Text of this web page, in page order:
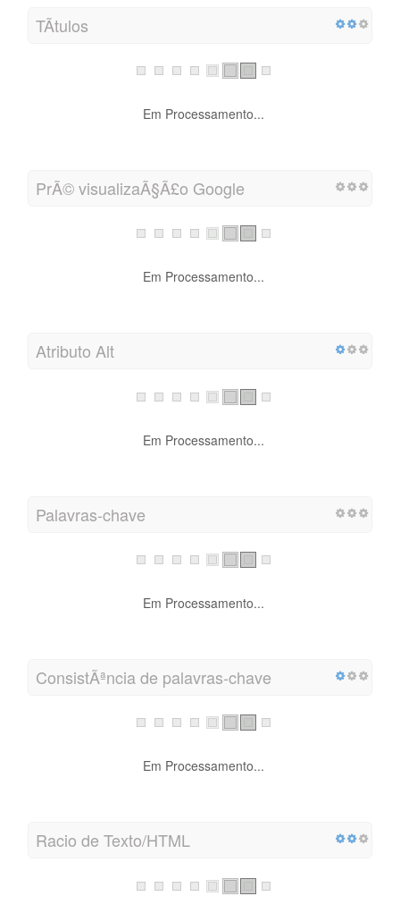
TÃ­tulos
Em Processamento...
PrÃ© visualizaÃ§Ã£o Google
Em Processamento...
Atributo Alt
Em Processamento...
Palavras-chave
Em Processamento...
ConsistÃªncia de palavras-chave
Em Processamento...
Racio de Texto/HTML